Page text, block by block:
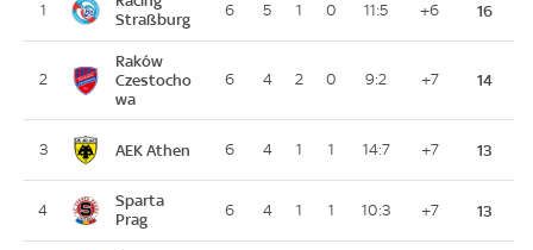
1
Straßburg
6 5 1 0 11:5 +6 16
2
Raków
Czestocho
wa
6 4 2 0 9:2 +7 14
3 AEK Athen 6 4 1 1 14:7 +7 13
4
Sparta
Prag
6 4 1 1 10:3 +7 13